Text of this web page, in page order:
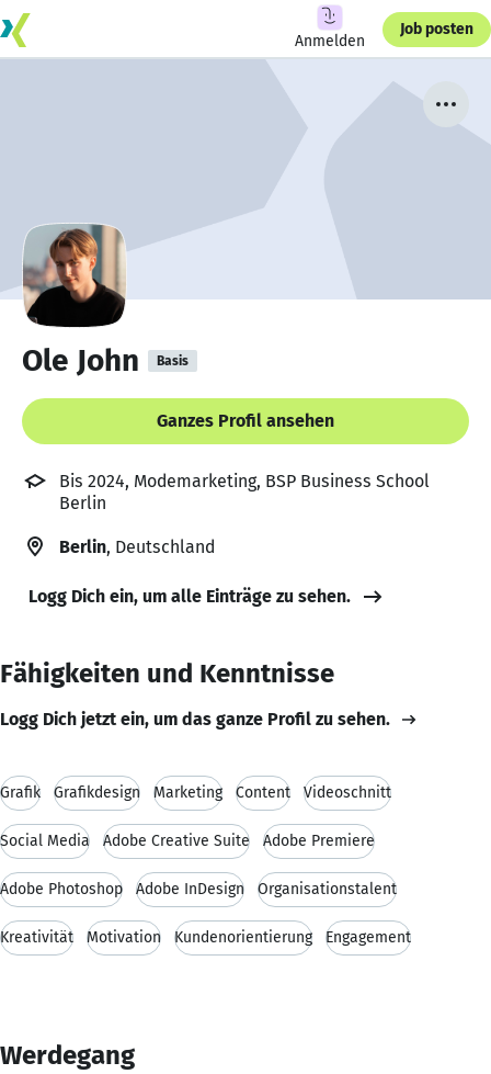
Anmelden
Job posten
Ole John Basis
Ganzes Profil ansehen
Bis 2024, Modemarketing, BSP Business School
Berlin
Berlin, Deutschland
Logg Dich ein, um alle Einträge zu sehen.
Fähigkeiten und Kenntnisse
Logg Dich jetzt ein, um das ganze Profil zu sehen.
Grafik Grafikdesign Marketing Content Videoschnitt
Social Media Adobe Creative Suite Adobe Premiere
Adobe Photoshop Adobe InDesign Organisationstalent
Kreativität Motivation Kundenorientierung Engagement
Werdegang